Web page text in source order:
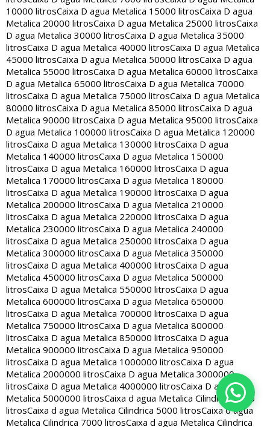
10000 litrosCaixa D agua Metalica 15000 litrosCaixa D agua
Metalica 20000 litrosCaixa D agua Metalica 25000 litrosCaixa
D agua Metalica 30000 litrosCaixa D agua Metalica 35000
litrosCaixa D agua Metalica 40000 litrosCaixa D agua Metalica
45000 litrosCaixa D agua Metalica 50000 litrosCaixa D agua
Metalica 55000 litrosCaixa D agua Metalica 60000 litrosCaixa
D agua Metalica 65000 litrosCaixa D agua Metalica 70000
litrosCaixa D agua Metalica 75000 litrosCaixa D agua Metalica
80000 litrosCaixa D agua Metalica 85000 litrosCaixa D agua
Metalica 90000 litrosCaixa D agua Metalica 95000 litrosCaixa
D agua Metalica 100000 litrosCaixa D agua Metalica 120000
litrosCaixa D agua Metalica 130000 litrosCaixa D agua
Metalica 140000 litrosCaixa D agua Metalica 150000
litrosCaixa D agua Metalica 160000 litrosCaixa D agua
Metalica 170000 litrosCaixa D agua Metalica 180000
litrosCaixa D agua Metalica 190000 litrosCaixa D agua
Metalica 200000 litrosCaixa D agua Metalica 210000
litrosCaixa D agua Metalica 220000 litrosCaixa D agua
Metalica 230000 litrosCaixa D agua Metalica 240000
litrosCaixa D agua Metalica 250000 litrosCaixa D agua
Metalica 300000 litrosCaixa D agua Metalica 350000
litrosCaixa D agua Metalica 400000 litrosCaixa D agua
Metalica 450000 litrosCaixa D agua Metalica 500000
litrosCaixa D agua Metalica 550000 litrosCaixa D agua
Metalica 600000 litrosCaixa D agua Metalica 650000
litrosCaixa D agua Metalica 700000 litrosCaixa D agua
Metalica 750000 litrosCaixa D agua Metalica 800000
litrosCaixa D agua Metalica 850000 litrosCaixa D agua
Metalica 900000 litrosCaixa D agua Metalica 950000
litrosCaixa D agua Metalica 1000000 litrosCaixa D agua
Metalica 2000000 litrosCaixa D agua Metalica 3000000
litrosCaixa D agua Metalica 4000000 litrosCaixa D agua
Metalica 5000000 litrosCaixa d agua Metalica Cilindrica 2000
litrosCaixa d agua Metalica Cilindrica 5000 litrosCaixa d agua
Metalica Cilindrica 7000 litrosCaixa d agua Metalica Cilindrica